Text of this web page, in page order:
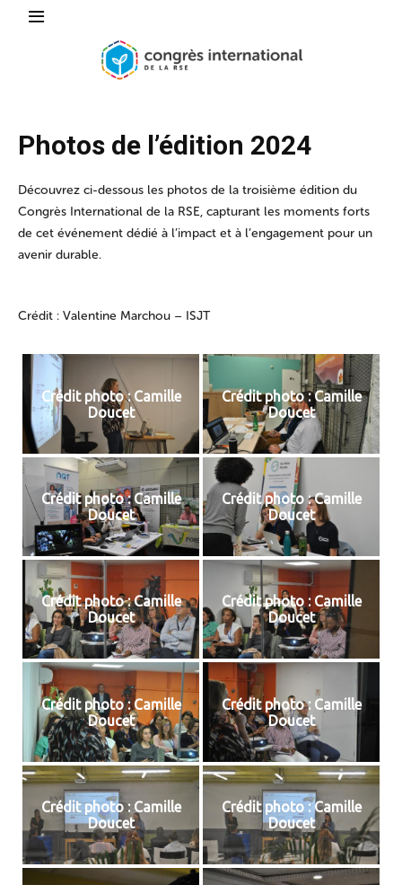
Photos de l’édition 2024
Découvrez ci-dessous les photos de la troisième édition du
Congrès International de la RSE, capturant les moments forts
de cet événement dédié à l’impact et à l’engagement pour un
avenir durable.
Crédit : Valentine Marchou – ISJT
Crédit photo : Camille
Doucet
Crédit photo : Camille
Doucet
Crédit photo : Camille
Doucet
Crédit photo : Camille
Doucet
Crédit photo : Camille
Doucet
Crédit photo : Camille
Doucet
Crédit photo : Camille
Doucet
Crédit photo : Camille
Doucet
Crédit photo : Camille
Doucet
Crédit photo : Camille
Doucet